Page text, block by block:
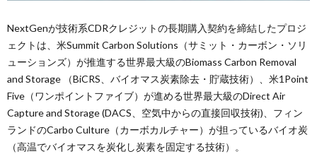
NextGenが技術系CDRクレジットの長期購入契約を締結したプロジ
ェクトは、米Summit Carbon Solutions（サミット・カーボン・ソリ
ューションズ）が推進する世界最大級のBiomass Carbon Removal
and Storage （BiCRS、バイオマス炭素除去・貯蔵技術）、米1Point
Five（ワンポイントファイブ）が進める世界最大級のDirect Air
Capture and Storage (DACS、空気中からの直接回収技術)、フィン
ランドのCarbo Culture（カーボカルチャー）が担っているバイオ炭
（高温でバイオマスを炭化し炭素を固定する技術）。